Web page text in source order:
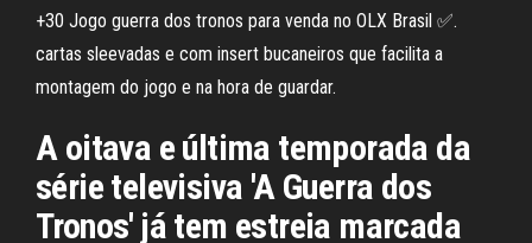
+30 Jogo guerra dos tronos para venda no OLX Brasil ✅.
cartas sleevadas e com insert bucaneiros que facilita a
montagem do jogo e na hora de guardar.
A oitava e última temporada da
série televisiva 'A Guerra dos
Tronos' já tem estreia marcada